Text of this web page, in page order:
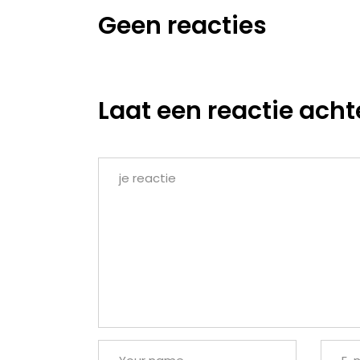
Geen reacties
Laat een reactie